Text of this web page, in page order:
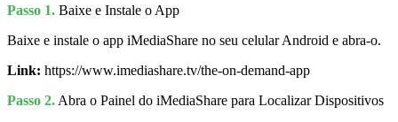
Passo 1. Baixe e Instale o App
Baixe e instale o app iMediaShare no seu celular Android e abra-o.
Link: https://www.imediashare.tv/the-on-demand-app
Passo 2.Abra o Painel do iMediaShare para Localizar Dispositivos